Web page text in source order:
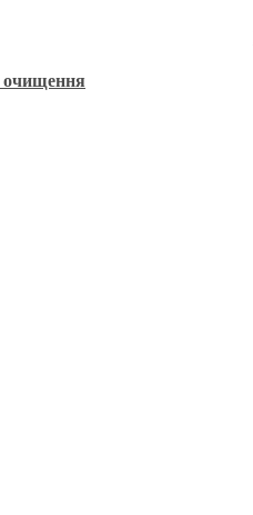
очищення